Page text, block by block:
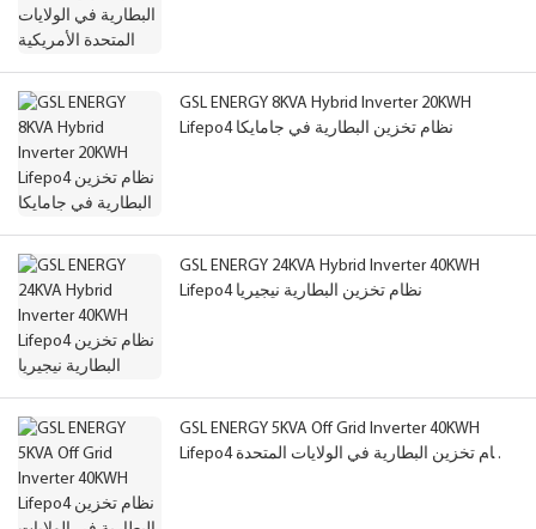
GSL ENERGY 8KVA Hybrid Inverter 20KWH
Lifepo4 نظام تخزين البطارية في جامايكا
GSL ENERGY 24KVA Hybrid Inverter 40KWH
Lifepo4 نظام تخزين البطارية نيجيريا
GSL ENERGY 5KVA Off Grid Inverter 40KWH
Lifepo4 نظام تخزين البطارية في الولايات المتحدة